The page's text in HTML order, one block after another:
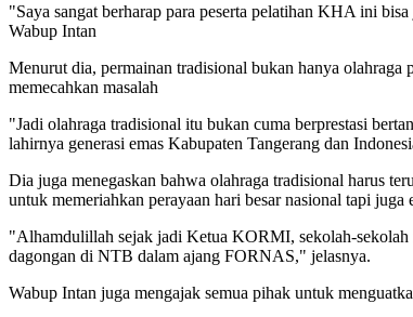
"Saya sangat berharap para peserta pelatihan KHA ini
Wabup Intan
Menurut dia, permainan tradisional bukan hanya
memecahkan masalah
"Jadi olahraga tradisional itu bukan cuma berprestasi
lahirnya generasi emas Kabupaten Tangerang dan
Dia juga menegaskan bahwa olahraga tradisional harus
untuk memeriahkan perayaan hari besar nasional tapi
"Alhamdulillah sejak jadi Ketua KORMI, sekolah-sekolah
dagongan di NTB dalam ajang FORNAS," jelasnya.
Wabup Intan juga mengajak semua pihak untuk